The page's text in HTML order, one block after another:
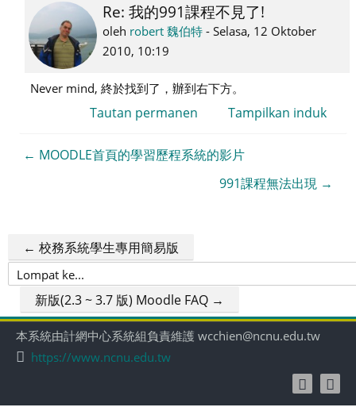
Sebagai
balasan
robert
伯
特
Re: 我的991課程不見了!
oleh robert 魏伯特- Selasa, 12 Oktober
2010, 10:19
Never mind, 終於找到了，辦到右下方。
Tautan permanen Tampilkan induk
← MOODLE首頁的學習歷程系統的影片
991課程無法出現 →
← 校務系統學生專用簡易版
Lompat
新版(2.3 ~ 3.7 版) Moodle FAQ →
本系統由計網中心系統組負責維護 wcchien@ncnu.edu.tw
https://www.ncnu.edu.tw